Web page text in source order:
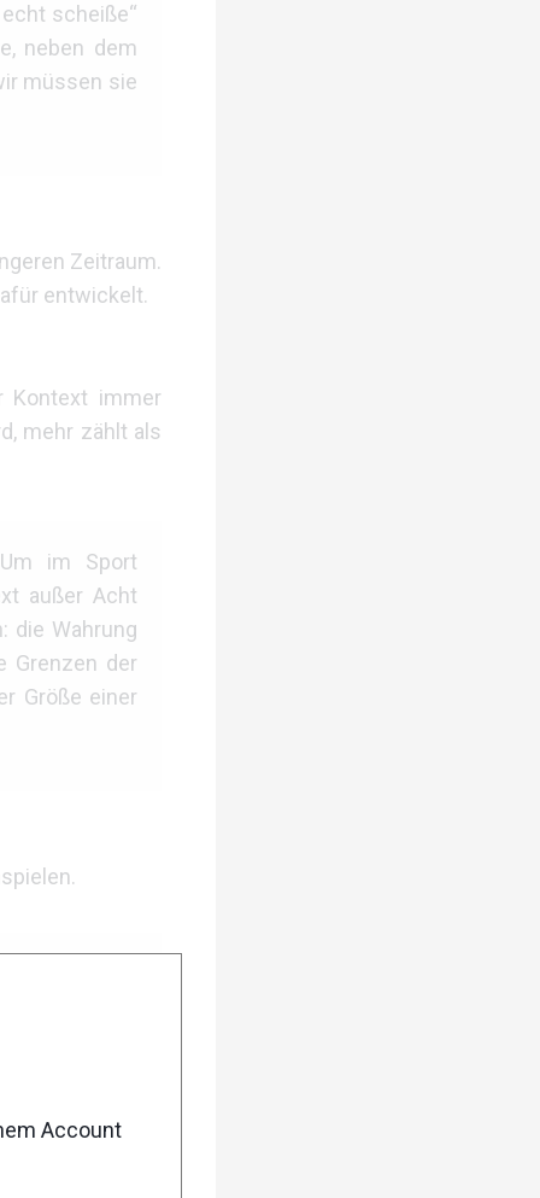
scheiße“
neben dem
müssen sie
Zeitraum.
entwickelt.
Kontext immer
mehr zählt als
im Sport
außer Acht
die Wahrung
Grenzen der
Größe einer
Aber
und fast
die mit
noch nicht,
Account